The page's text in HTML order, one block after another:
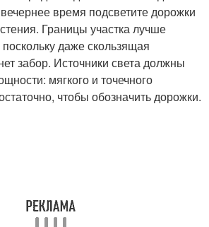
время подсветите дорожки
Границы участка лучше
даже скользящая
забор. Источники света должны
мягкого и точечного
чтобы обозначить дорожки.